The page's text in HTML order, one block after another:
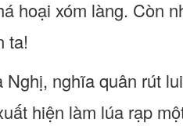
hoại xóm làng. Còn
ta!
Nghị, nghĩa quân rút lui
hiện làm lúa rạp